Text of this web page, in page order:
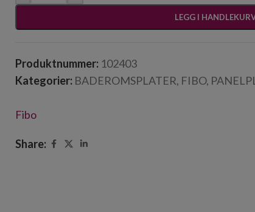
LEGG I
Produktnummer: 102403
Kategorier: BADEROMSPLATER, FIBO,
Fibo
Share: